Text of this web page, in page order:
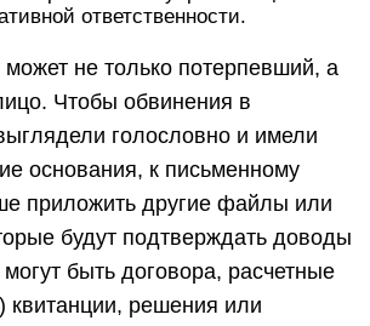
ответственности.
не только потерпевший, а
Чтобы обвинения в
голословно и имели
основания, к письменному
приложить другие файлы или
будут подтверждать доводы
быть договора, расчетные
квитанции, решения или